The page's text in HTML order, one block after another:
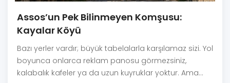
Assos’un Pek Bilinmeyen Komşusu:
Kayalar Köyü
Bazı yerler vardır; büyük tabelalarla karşılamaz sizi. Yol
boyunca onlarca reklam panosu görmezsiniz,
kalabalık kafeler ya da uzun kuyruklar yoktur. Ama